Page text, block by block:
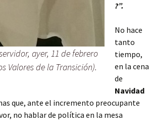
ayer, 11 de febrero
Valores de la Transición).
?”.
No hace
tanto
tiempo,
en la cena
de
Navidad
que, ante el incremento preocupante
no hablar de política en la mesa